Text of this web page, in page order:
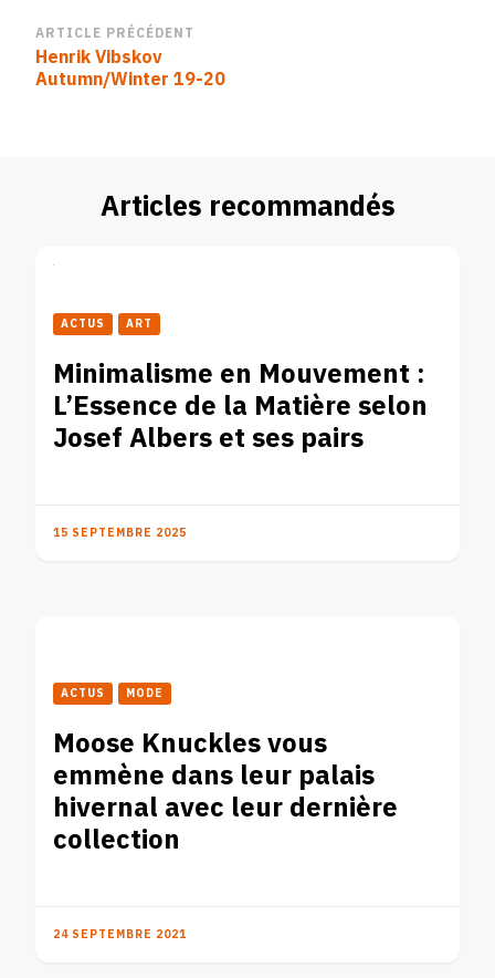
Navigation
d’article
ARTICLE PRÉCÉDENT
Henrik Vibskov
Autumn/Winter 19-20
Articles recommandés
ACTUS ART
Minimalisme en Mouvement :
L’Essence de la Matière selon
Josef Albers et ses pairs
15 SEPTEMBRE 2025
ACTUS MODE
Moose Knuckles vous
emmène dans leur palais
hivernal avec leur dernière
collection
24 SEPTEMBRE 2021